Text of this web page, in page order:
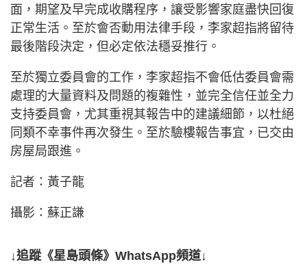
面，期望及早完成收購程序，讓受影響家庭盡快回復
正常生活。至於會否動用法律手段，李家超指將留待
最後階段決定，但必定依法穩妥推行。
至於獨立委員會的工作，李家超指不會低估委員會需
處理的大量資料及問題的複雜性，並完全信任並全力
支持委員會，尤其重視其報告中的建議細節，以杜絕
同類不幸事件再次發生。至於驗樓報告事宜，已交由
房屋局跟進。
記者：黃子龍
攝影：蘇正謙
↓追蹤《星島頭條》WhatsApp頻道↓